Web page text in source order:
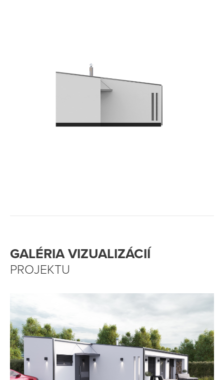
GALÉRIA VIZUALIZÁCIÍ
PROJEKTU